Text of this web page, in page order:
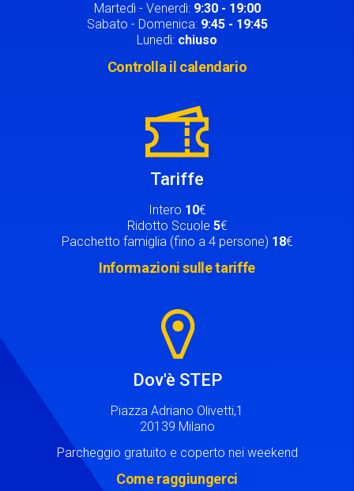
Martedì - Venerdì: 9:30 - 19:00
Sabato - Domenica: 9:45 - 19:45
Lunedì: chiuso
Controlla il calendario
Tariffe
Intero 10€
Ridotto Scuole 5€
Pacchetto famiglia (fino a 4 persone) 18€
Informazioni sulle tariffe
Dov'è STEP
Piazza Adriano Olivetti,1
20139 Milano
Parcheggio gratuito e coperto nei weekend
Come raggiungerci